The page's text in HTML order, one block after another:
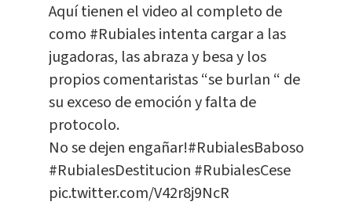
Aquí tienen el video al completo de
como #Rubialesintenta cargar a las
jugadoras, las abraza y besa y los
propios comentaristas “se burlan “ de
su exceso de emoción y falta de
protocolo.
No se dejen engañar!#RubialesBaboso
#RubialesDestitucion #RubialesCese
pic.twitter.com/V42r8j9NcR